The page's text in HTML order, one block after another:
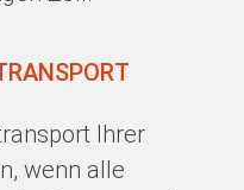
Ihrer
wenn alle